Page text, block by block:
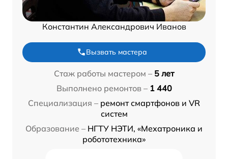
Константин Александрович Иванов
Вызвать мастера
Стаж работы мастером – 5 лет
Выполнено ремонтов – 1 440
Специализация – ремонт смартфонов и VR
систем
Образование – НГТУ НЭТИ, «Мехатроника и
робототехника»